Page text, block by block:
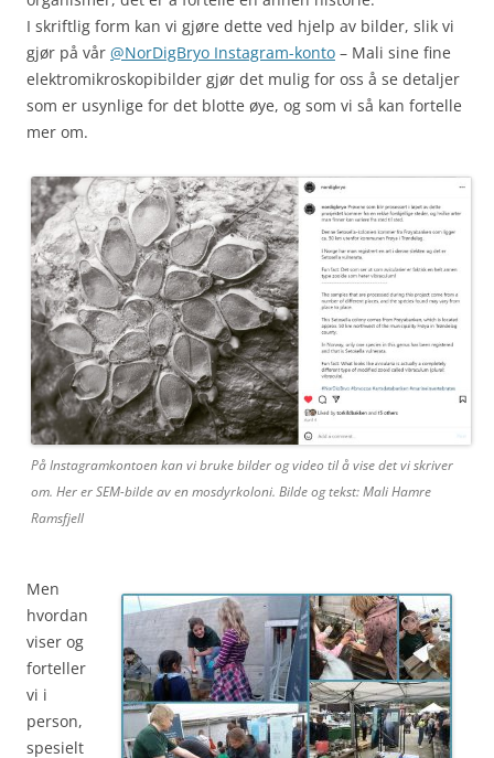
I skriftlig form kan vi gjøre dette ved hjelp av bilder, slik vi
gjør på vår @NorDigBryo Instagram-konto – Mali sine fine
elektromikroskopibilder gjør det mulig for oss å se detaljer
som er usynlige for det blotte øye, og som vi så kan fortelle
mer om.
På Instagramkontoen kan vi bruke bilder og video til å vise det vi skriver
om. Her er SEM-bilde av en mosdyrkoloni. Bilde og tekst: Mali Hamre
Ramsfjell
Men
hvordan
viser og
forteller
vi i
person,
spesielt